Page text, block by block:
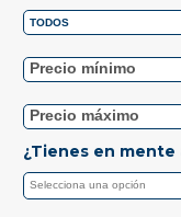
¿Tienes en